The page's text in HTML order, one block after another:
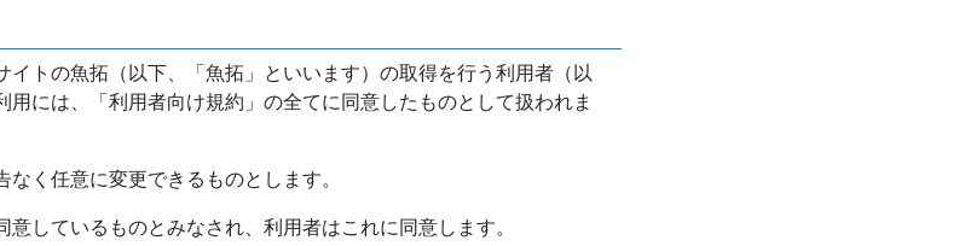
イトの魚拓（以下、「魚拓」といいます）の取得を行う利用者（以
には、「利用者向け規約」の全てに同意したものとして扱われま
く任意に変更できるものとします。
しているものとみなされ、利用者はこれに同意します。